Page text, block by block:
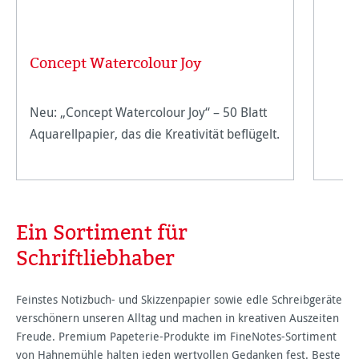
Concept Watercolour Joy
Neu: „Concept Watercolour Joy“ – 50 Blatt
Aquarellpapier, das die Kreativität beflügelt.
Ein Sortiment für
Schriftliebhaber
Feinstes Notizbuch- und Skizzenpapier sowie edle Schreibgeräte
verschönern unseren Alltag und machen in kreativen Auszeiten
Freude. Premium Papeterie-Produkte im FineNotes-Sortiment
von Hahnemühle halten jeden wertvollen Gedanken fest. Beste